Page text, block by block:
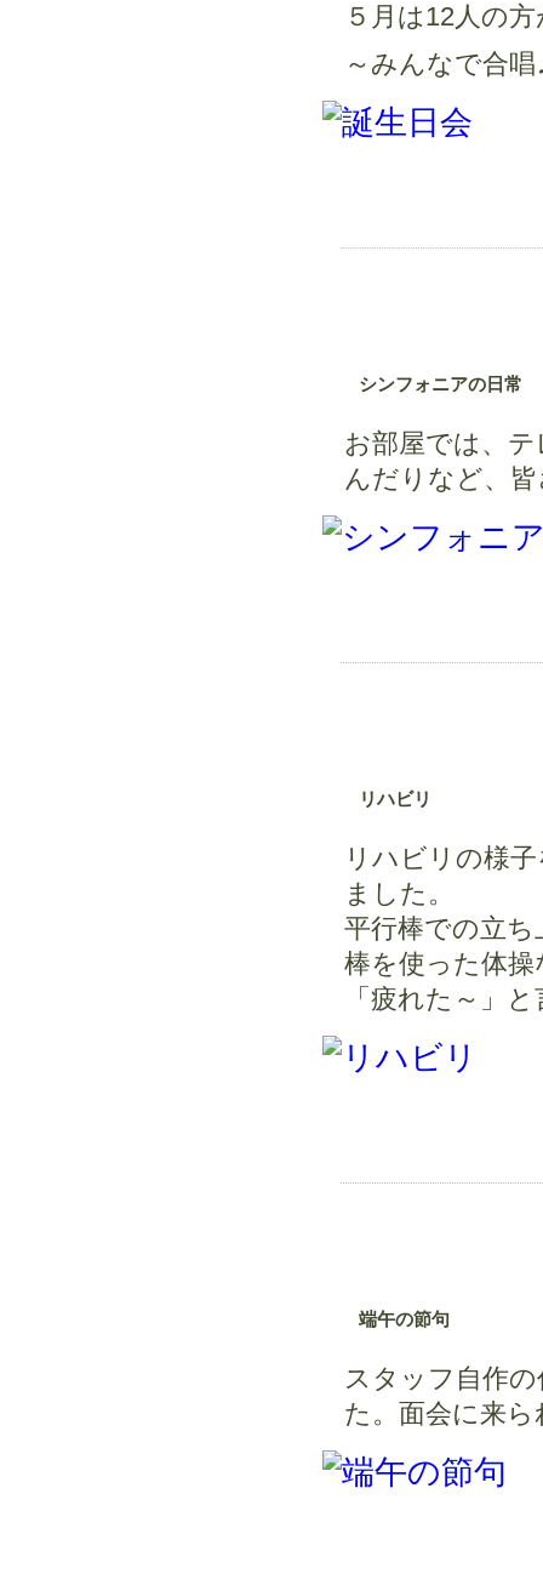
５月は12人の
～みんなで合
シンフォニアの日常
お部屋では、
んだりなど、
リハビリ
リハビリの様
ました。
平行棒での立
棒を使った体
「疲れた～」
端午の節句
スタッフ自作
た。面会に来